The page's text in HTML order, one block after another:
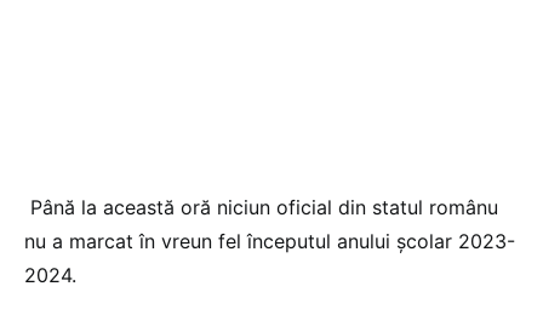
Până la această oră niciun oficial din statul românu
nu a marcat în vreun fel începutul anului școlar 2023-
2024.